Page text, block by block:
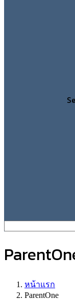
หน้าแรก
ParentOne